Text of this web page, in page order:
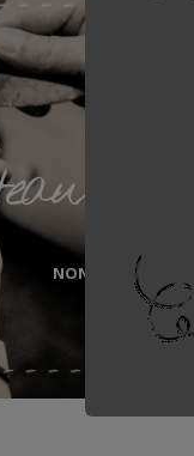
NONTRON